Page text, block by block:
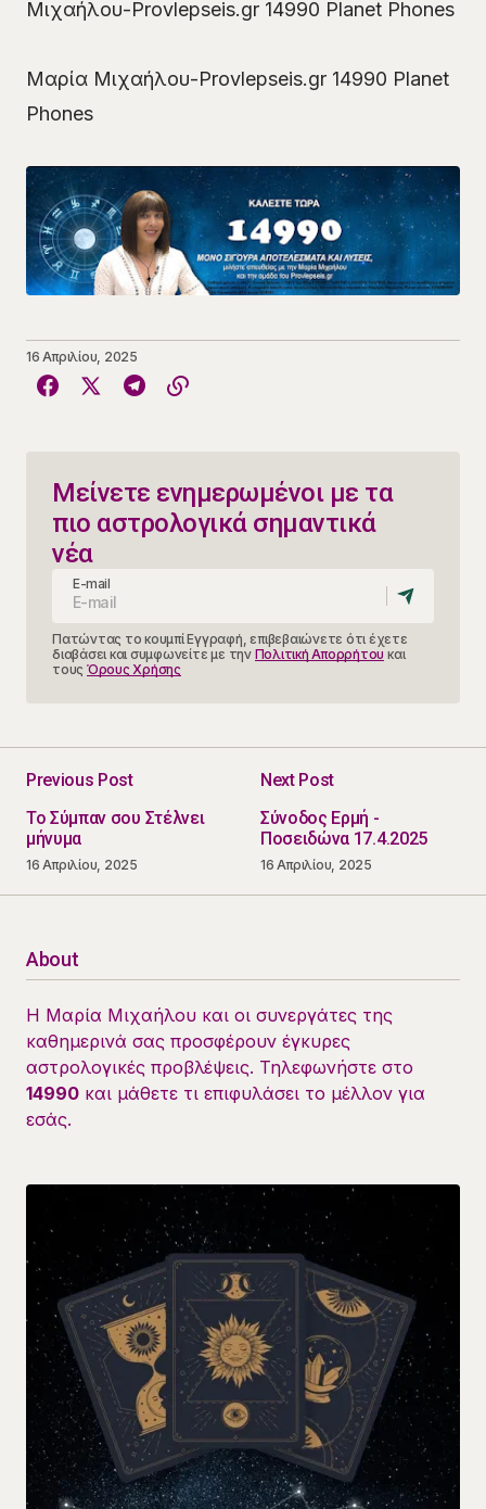
Μιχαήλου-Provlepseis.gr 14990 Planet Phones
Μαρία Μιχαήλου-Provlepseis.gr 14990 Planet
Phones
16 Απριλίου, 2025
Μείνετε ενημερωμένοι με τα
πιο αστρολογικά σημαντικά
νέα
E-mail
Πατώντας το κουμπί Εγγραφή, επιβεβαιώνετε ότι έχετε
διαβάσει και συμφωνείτε με την Πολιτική Απορρήτου και
τους Όρους Χρήσης
Previous Post
Το Σύμπαν σου Στέλνει
μήνυμα
16 Απριλίου, 2025
Next Post
Σύνοδος Ερμή -
Ποσειδώνα 17.4.2025
16 Απριλίου, 2025
About
Η Μαρία Μιχαήλου και οι συνεργάτες της
καθημερινά σας προσφέρουν έγκυρες
αστρολογικές προβλέψεις. Τηλεφωνήστε στο
14990 και μάθετε τι επιφυλάσει το μέλλον για
εσάς.